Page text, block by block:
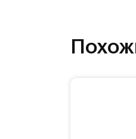
На
Для